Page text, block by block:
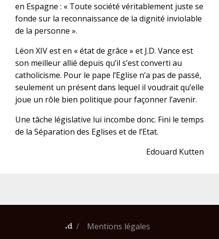
en Espagne : « Toute société véritablement juste se
fonde sur la reconnaissance de la dignité inviolable
de la personne ».
Léon XIV est en « état de grâce » et J.D. Vance est
son meilleur allié depuis qu’il s’est converti au
catholicisme. Pour le pape l’Eglise n’a pas de passé,
seulement un présent dans lequel il voudrait qu’elle
joue un rôle bien politique pour façonner l’avenir.
Une tâche législative lui incombe donc. Fini le temps
de la Séparation des Eglises et de l’Etat.
Edouard Kutten
Mentions légales